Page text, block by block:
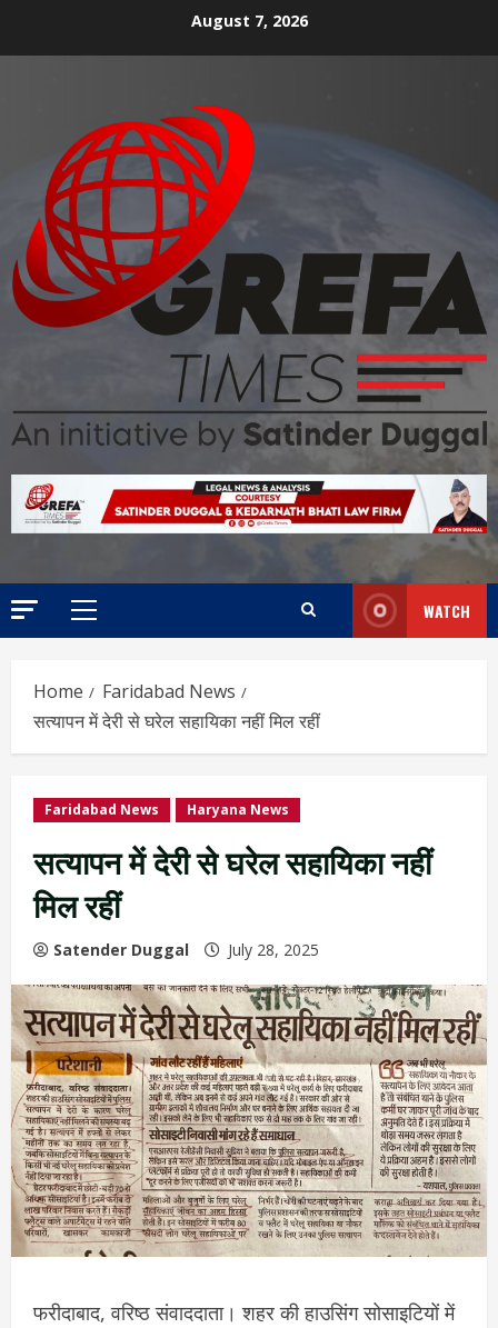
August 7, 2026
WATCH
Home
Faridabad News
सत्यापन में देरी से घरेल सहायिका नहीं मिल रहीं
Faridabad News Haryana News
सत्यापन में देरी से घरेल सहायिका नहीं
मिल रहीं
Satender Duggal July 28, 2025
फरीदाबाद, वरिष्ठ संवाददाता। शहर की हाउसिंग सोसाइटियों में